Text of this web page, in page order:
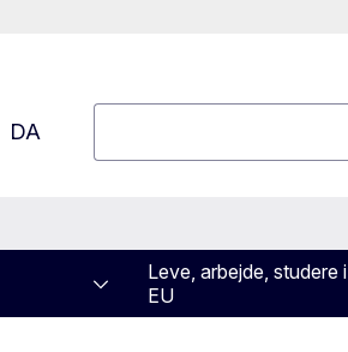
DA
Leve, arbejde, studere i
EU